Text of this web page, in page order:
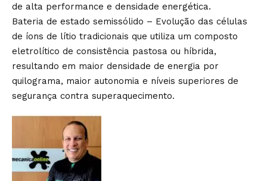
de alta performance e densidade energética.
Bateria de estado semissólido – Evolução das células
de íons de lítio tradicionais que utiliza um composto
eletrolítico de consistência pastosa ou híbrida,
resultando em maior densidade de energia por
quilograma, maior autonomia e níveis superiores de
segurança contra superaquecimento.